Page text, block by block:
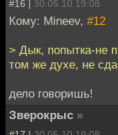
#16 | 30.05.10 19:08
Кому: Mineev, #12
> Дык, попытка-не
том же духе, не
дело говоришь!
Зверокрыс »